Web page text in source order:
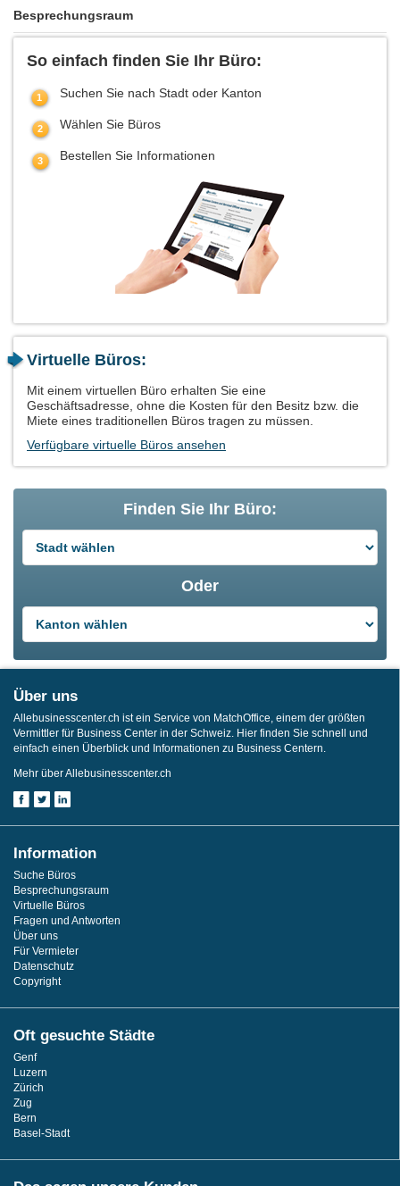
Besprechungsraum
So einfach finden Sie Ihr Büro:
Suchen Sie nach Stadt oder Kanton
Wählen Sie Büros
Bestellen Sie Informationen
Virtuelle Büros:
Mit einem virtuellen Büro erhalten Sie eine
Geschäftsadresse, ohne die Kosten für den Besitz bzw. die
Miete eines traditionellen Büros tragen zu müssen.
Verfügbare virtuelle Büros ansehen
Finden Sie Ihr Büro:
Oder
Über uns
Allebusinesscenter.ch ist ein Service von MatchOffice, einem der größten
Vermittler für Business Center in der Schweiz. Hier finden Sie schnell und
einfach einen Überblick und Informationen zu Business Centern.
Mehr über Allebusinesscenter.ch
Information
Suche Büros
Besprechungsraum
Virtuelle Büros
Fragen und Antworten
Über uns
Für Vermieter
Datenschutz
Copyright
Oft gesuchte Städte
Genf
Luzern
Zürich
Zug
Bern
Basel-Stadt